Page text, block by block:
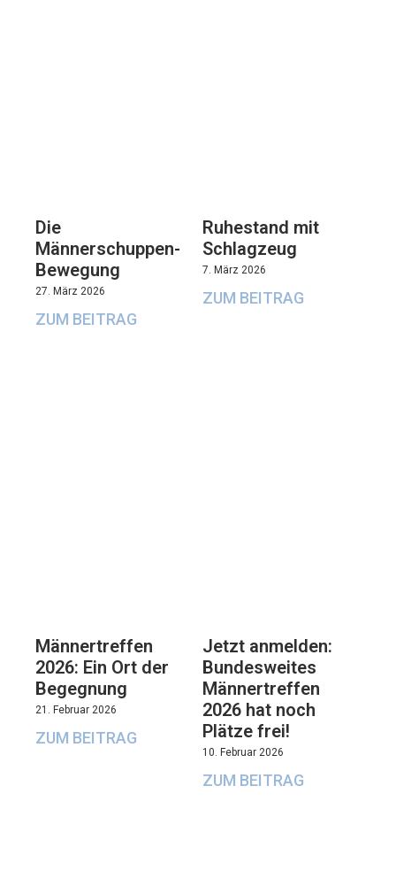
Die
Männerschuppen-
Bewegung
27. März 2026
ZUM BEITRAG
Ruhestand mit
Schlagzeug
7. März 2026
ZUM BEITRAG
Männertreffen
2026: Ein Ort der
Begegnung
21. Februar 2026
ZUM BEITRAG
Jetzt anmelden:
Bundesweites
Männertreffen
2026 hat noch
Plätze frei!
10. Februar 2026
ZUM BEITRAG